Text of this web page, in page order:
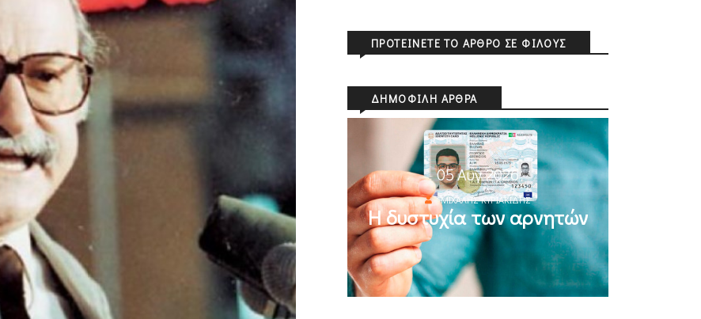
ΠΡΟΤΕΊΝΕΤΕ ΤΟ ΆΡΘΡΟ ΣΕ ΦΊΛΟΥΣ
ΔΗΜΟΦΙΛΉ ΆΡΘΡΑ
05 Αυγ 2026
ΜΙΧΆΛΗΣ ΚΥΡΙΑΚΊΔΗΣ
Η δυστυχία των αρνητών